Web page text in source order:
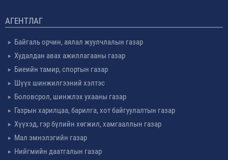
АГЕНТЛАГ
Байгаль орчин, аялал жуулчлалын газар
Худалдан авах ажиллагааны газар
Биеийн тамир, спортын газар
Шүүх шинжилгээний хэлтэс
Боловсрол, шинжлэх ухааны газар
Газрын харилцаа, барилга, хот байгуулалтын газар
Хүүхэд, гэр бүлийн хөгжил, хамгааллын газар
Мал эмнэлэгийн газар
Нийгмийн даатгалын газар